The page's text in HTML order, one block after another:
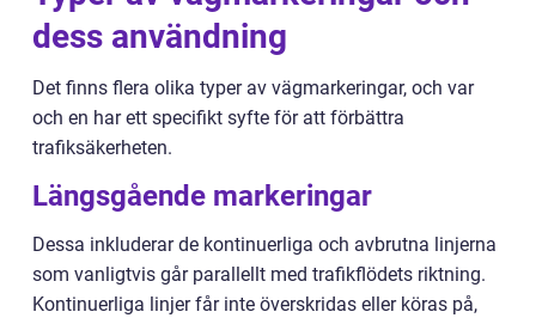
dess användning
Det finns flera olika typer av vägmarkeringar, och var
och en har ett specifikt syfte för att förbättra
trafiksäkerheten.
Längsgående markeringar
Dessa inkluderar de kontinuerliga och avbrutna linjerna
som vanligtvis går parallellt med trafikflödets riktning.
Kontinuerliga linjer får inte överskridas eller köras på,